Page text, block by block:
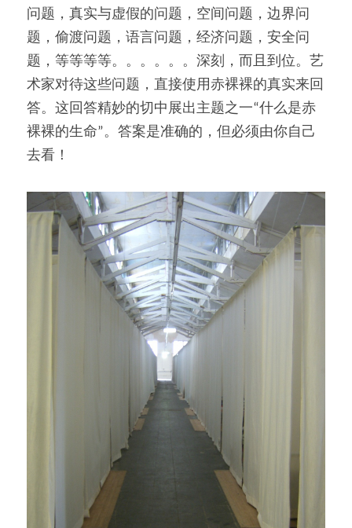
问题，真实与虚假的问题，空间问题，边界问
题，偷渡问题，语言问题，经济问题，安全问
题，等等等等。。。。。。深刻，而且到位。艺
术家对待这些问题，直接使用赤裸裸的真实来回
答。这回答精妙的切中展出主题之一“什么是赤
裸裸的生命”。答案是准确的，但必须由你自己
去看！